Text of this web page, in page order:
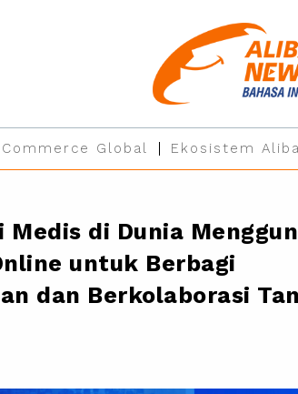
Commerce Global Ekosistem
Medis di Dunia
untuk Berbagi
dan Berkolaborasi